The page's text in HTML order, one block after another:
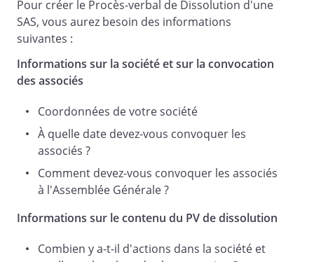
décide la dissolution
anticipée de la société à compter de ce
jour et sa mise en liquidation amiable
sous le régime conventionnel,
conformément aux stipulations
et aux dispositions des articles L.237-1 à
L. 237-13 du Code de commerce
La société subsistera pour les besoins de
sa liquidation et jusqu'à la publication de
, conformément aux dispositions de
Pour créer le Procès-verbal de Dissolution d'une
SAS, vous aurez besoin des informations
suivantes :
Informations sur la société et sur la convocation
des associés
Coordonnées de votre société
À quelle date devez-vous convoquer les
associés ?
Comment devez-vous convoquer les associés
à l'Assemblée Générale ?
Informations sur le contenu du PV de dissolution
Combien y a-t-il d'actions dans la société et